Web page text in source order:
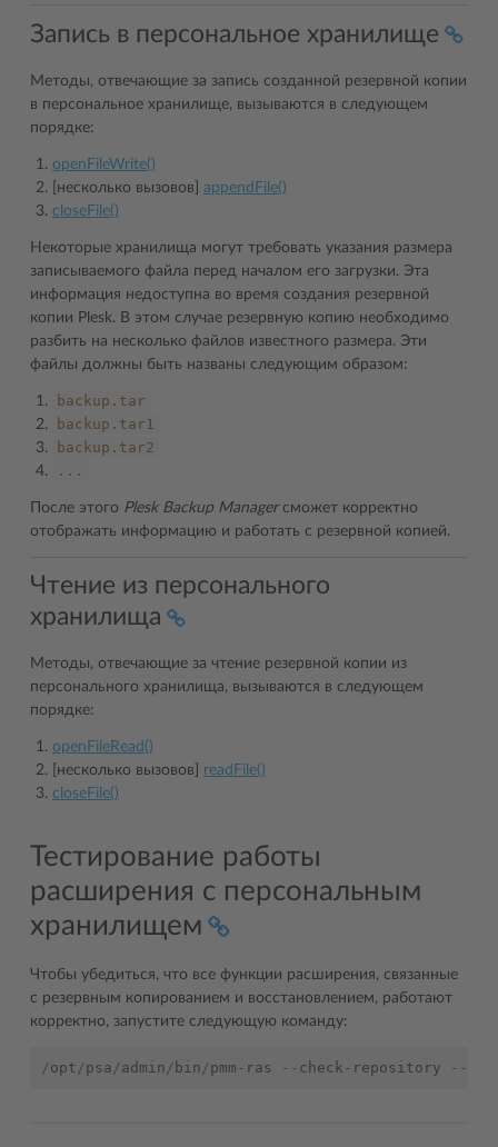
Запись в персональное хранилище
Методы, отвечающие за запись созданной резервной копии
в персональное хранилище, вызываются в следующем
порядке:
openFileWrite()
[несколько вызовов] appendFile()
closeFile()
Некоторые хранилища могут требовать указания размера
записываемого файла перед началом его загрузки. Эта
информация недоступна во время создания резервной
копии Plesk. В этом случае резервную копию необходимо
разбить на несколько файлов известного размера. Эти
файлы должны быть названы следующим образом:
backup.tar
backup.tar1
backup.tar2
...
После этого Plesk Backup Managerсможет корректно
отображать информацию и работать с резервной копией.
Чтение из персонального
хранилища
Методы, отвечающие за чтение резервной копии из
персонального хранилища, вызываются в следующем
порядке:
openFileRead()
[несколько вызовов] readFile()
closeFile()
Тестирование работы
расширения с персональным
хранилищем
Чтобы убедиться, что все функции расширения, связанные
с резервным копированием и восстановлением, работают
корректно, запустите следующую команду:
/opt /psa /admin / bin /pmm - ras -- check - repository --